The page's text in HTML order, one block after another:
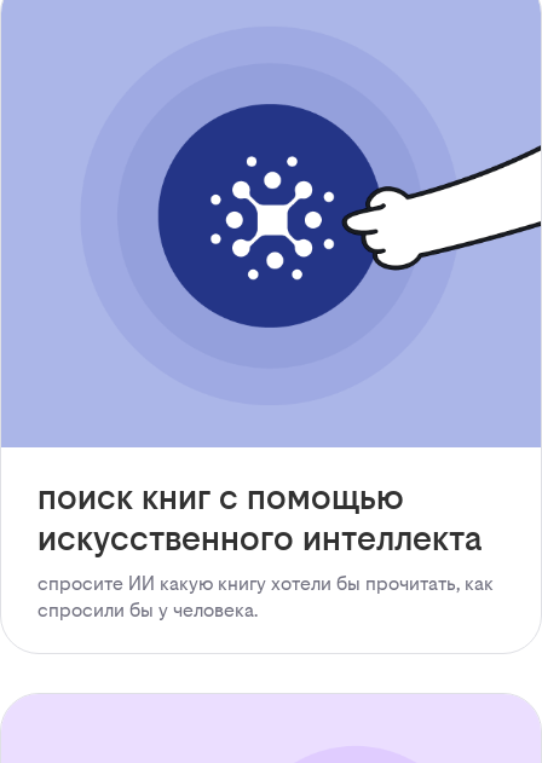
поиск книг с помощью
искусственного интеллекта
спросите ИИ какую книгу хотели бы прочитать, как
спросили бы у человека.